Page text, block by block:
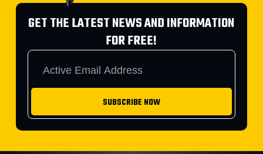
GET THE LATEST NEWS AND INFORMATION
FOR FREE!
SUBSCRIBE NOW